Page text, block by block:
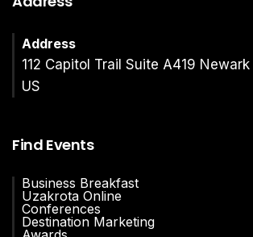
Address
112 Capitol Trail Suite A419 Newark
US
Find Events
Business Breakfast
Uzakrota Online
Conferences
Destination Marketing